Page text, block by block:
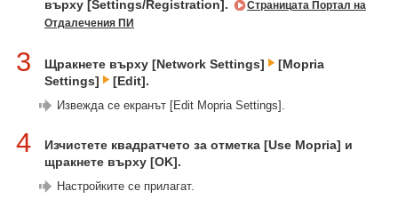
върху [Settings/Registration].
Страницата Портал на
Отдалечения ПИ
3 Щракнете върху [Network Settings]
[Mopria
Settings]
[Edit].
Извежда се екранът [Edit Mopria Settings].
4
Изчистете квадратчето за отметка [Use Mopria] и
щракнете върху [OK].
Настройките се прилагат.